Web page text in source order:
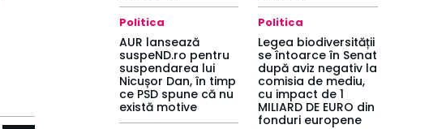
Politica
AUR lansează
suspeND.ro pentru
suspendarea lui
Nicușor Dan, în timp
ce PSD spune că nu
există motive
Politica
Legea biodiversității
se întoarce în Senat
după aviz negativ la
comisia de mediu,
cu impact de 1
MILIARD DE EURO din
fonduri europene